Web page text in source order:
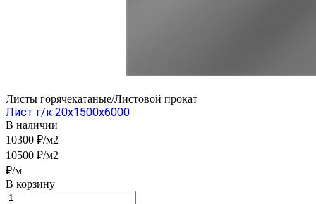
Листы горячекатаные/Листовой прокат
Лист г/к 20x1500x6000
В наличии
10300 ₽/м2
10500 ₽/м2
₽/м
В корзину